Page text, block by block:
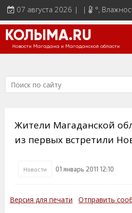
07 августа 2026 | | °,
КОЛЫМА.RU
Новости Магадана и Магаданской области
Жители Магаданской
из первых встретили
Новости 01 январь 2011 12:10
Версия для печати Отправить